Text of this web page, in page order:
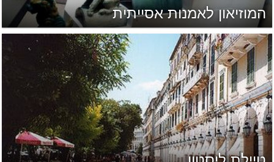
המוזיאון לאמנות אסייתית